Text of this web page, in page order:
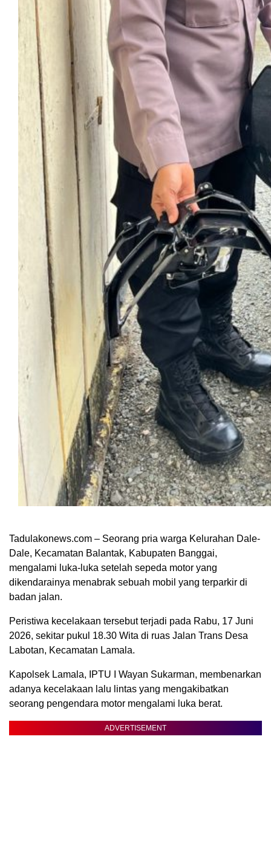
Tadulakonews.com – Seorang pria warga Kelurahan Dale-
Dale, Kecamatan Balantak, Kabupaten Banggai,
mengalami luka-luka setelah sepeda motor yang
dikendarainya menabrak sebuah mobil yang terparkir di
badan jalan.
Peristiwa kecelakaan tersebut terjadi pada Rabu, 17 Juni
2026, sekitar pukul 18.30 Wita di ruas Jalan Trans Desa
Labotan, Kecamatan Lamala.
Kapolsek Lamala, IPTU I Wayan Sukarman, membenarkan
adanya kecelakaan lalu lintas yang mengakibatkan
seorang pengendara motor mengalami luka berat.
ADVERTISEMENT